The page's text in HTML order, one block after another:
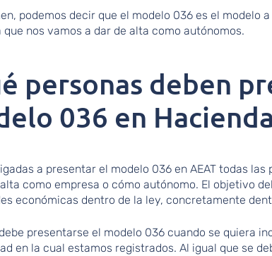
podemos decir que el modelo 036 es el modelo
que nos vamos a dar de alta como autónomos.
personas deben
036 en
a presentar el modelo 036 en AEAT todas las
como empresa o cómo autónomo. El objetivo
económicas dentro de la ley, concretamente
presentarse el modelo 036 cuando se quiera
en la cual estamos registrados. Al igual que se